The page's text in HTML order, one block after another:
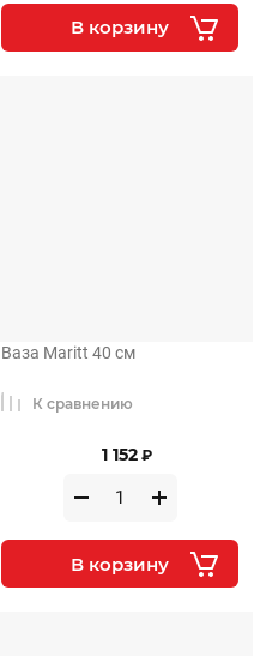
В корзину
Ваза Maritt 40 см
1 152 ₽
К сравнению
В корзину